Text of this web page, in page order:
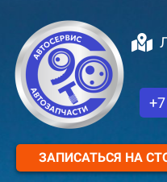
ЗАПИСАТЬСЯ НА